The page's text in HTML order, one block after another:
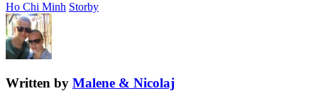
Ho Chi Minh Storby
Written by Malene & Nicolaj